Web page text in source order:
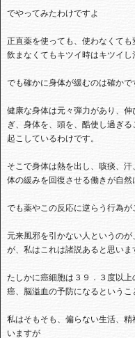
でやってみたわけですよ
正直薬を使っても、使わなくて
飲まなくてもキツイ時はキツイ
でも確かに身体が緩むのは確かで
健康な身体は元々弾力があり、
ぎ、身体を、頭を、酷使し過ぎ
起こしているわけです。
そこで身体は熱を出し、咳痰、
体の緩みを回復させる働きが自
でも薬やこの反応に逆らう行為
元来風邪を引かない人というの
が、私はこれは諸説あると思いま
たしかに癌細胞は３９．３度以
癌、脳溢血の予防になるというこ
私はそもそも、偏らない生活、
いますが